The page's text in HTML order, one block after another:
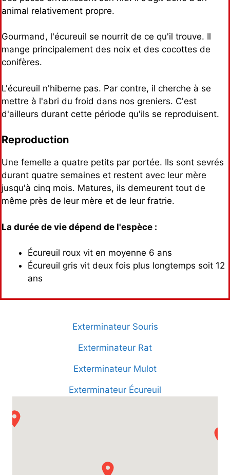
animal relativement propre.
Gourmand, l'écureuil se nourrit de ce qu'il trouve. Il
mange principalement des noix et des cocottes de
conifères.
L'écureuil n'hiberne pas. Par contre, il cherche à se
mettre à l'abri du froid dans nos greniers. C'est
d'ailleurs durant cette période qu'ils se reproduisent.
Reproduction
Une femelle a quatre petits par portée. Ils sont sevrés
durant quatre semaines et restent avec leur mère
jusqu'à cinq mois. Matures, ils demeurent tout de
même près de leur mère et de leur fratrie.
La durée de vie dépend de l'espèce :
Écureuil roux vit en moyenne 6 ans
Écureuil gris vit deux fois plus longtemps soit 12
ans
Exterminateur Souris
Exterminateur Rat
Exterminateur Mulot
Exterminateur Écureuil